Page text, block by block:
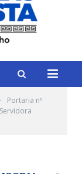
Portaria nº